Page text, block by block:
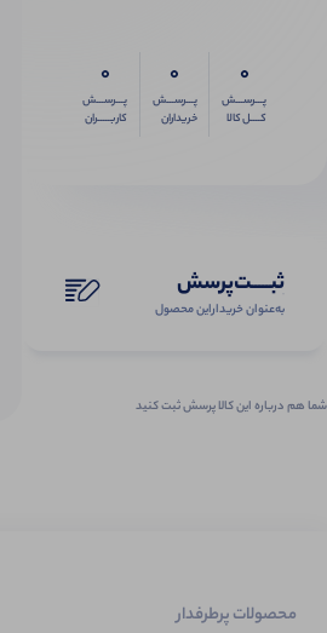
0
پـــرســـش
کــــل کالا
0
پـــرســـش
خریداران
0
پـــرســـش
کاربـــــران
ثبـــــت‌پرسش
به‌عنوان ‌خریدار‌این‌ محصول
شما هم درباره این کالا پرسش ثبت کنید
محصولات پرطرفدار